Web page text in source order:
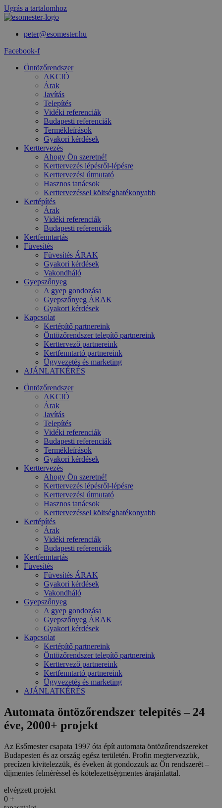
Ugrás a tartalomhoz
peter@esomester.hu
Facebook-f
Öntözőrendszer
AKCIÓ
Árak
Javítás
Telepítés
Vidéki referenciák
Budapesti referenciák
Termékleírások
Gyakori kérdések
Kerttervezés
Ahogy Ön szeretné!
Kerttervezés lépésről-lépésre
Kerttervezési útmutató
Hasznos tanácsok
Kerttervezéssel költséghatékonyabb
Kertépítés
Árak
Vidéki referenciák
Budapesti referenciák
Kertfenntartás
Füvesítés
Füvesítés ÁRAK
Gyakori kérdések
Vakondháló
Gyepszőnyeg
A gyep gondozása
Gyepszőnyeg ÁRAK
Gyakori kérdések
Kapcsolat
Kertépítő partnereink
Öntözőrendszer telepítő partnereink
Kerttervező partnereink
Kertfenntartó partnereink
Ügyvezetés és marketing
AJÁNLATKÉRÉS
Öntözőrendszer
AKCIÓ
Árak
Javítás
Telepítés
Vidéki referenciák
Budapesti referenciák
Termékleírások
Gyakori kérdések
Kerttervezés
Ahogy Ön szeretné!
Kerttervezés lépésről-lépésre
Kerttervezési útmutató
Hasznos tanácsok
Kerttervezéssel költséghatékonyabb
Kertépítés
Árak
Vidéki referenciák
Budapesti referenciák
Kertfenntartás
Füvesítés
Füvesítés ÁRAK
Gyakori kérdések
Vakondháló
Gyepszőnyeg
A gyep gondozása
Gyepszőnyeg ÁRAK
Gyakori kérdések
Kapcsolat
Kertépítő partnereink
Öntözőrendszer telepítő partnereink
Kerttervező partnereink
Kertfenntartó partnereink
Ügyvezetés és marketing
AJÁNLATKÉRÉS
Automata öntözőrendszer telepítés – 24
éve, 2000+ projekt
Az Esőmester csapata 1997 óta épít automata öntözőrendszereket
Budapesten és az ország egész területén. Profin megtervezzük,
precízen kivitelezzük, és éveken át gondozzuk az Ön rendszerét –
díjmentes felméréssel és kötelezettségmentes árajánlattal.
elvégzett projekt
0 +